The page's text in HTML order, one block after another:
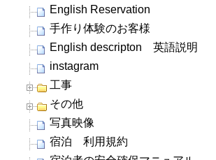
English Reservation
手作り体験のお客様
English descripton 英語説明
instagram
工事
その他
写真映像
宿泊 利用規約